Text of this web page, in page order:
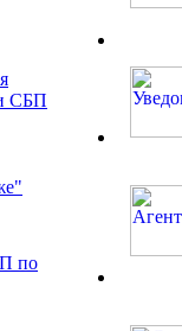
СБП
по